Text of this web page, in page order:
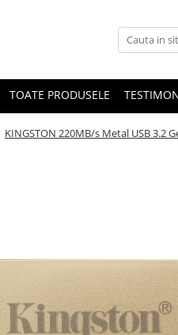
TOATE PRODUSELE
KINGSTON 220MB/s Metal USB 3.2